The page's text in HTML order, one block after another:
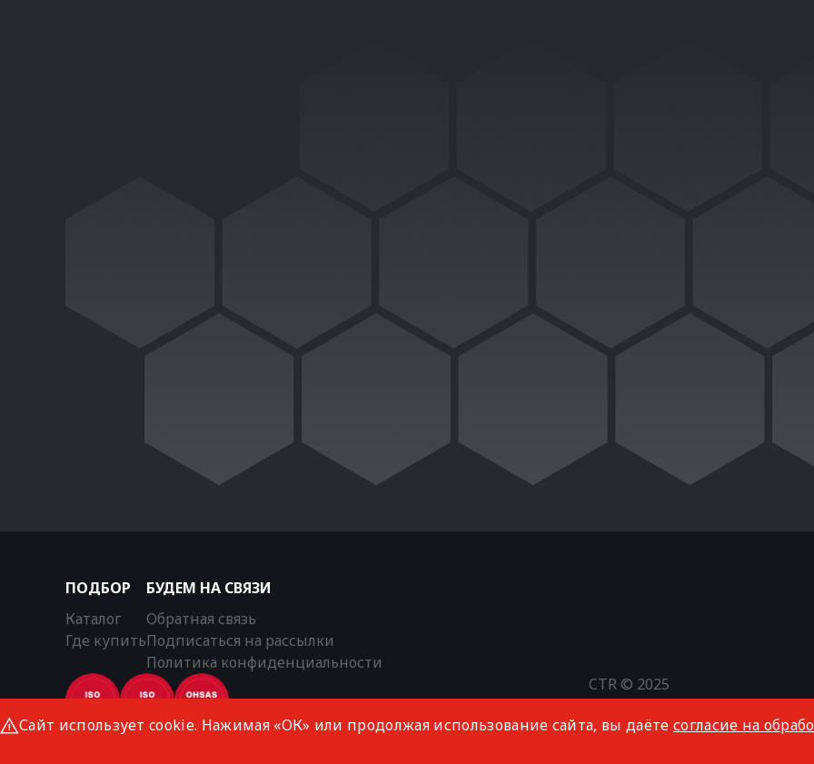
ПОДБОР
Каталог
Где купить
БУДЕМ НА СВЯЗИ
Обратная связь
Подписаться на рассылки
Политика конфиденциальности
CTR © 2025
Сайт использует cookie. Нажимая «ОК» или продолжая использование сайта, вы даёте согласие на